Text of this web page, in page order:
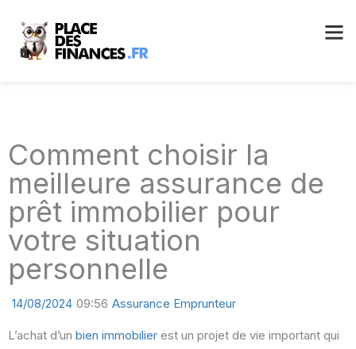
Comment choisir la
meilleure assurance de
prêt immobilier pour
votre situation
personnelle
14/08/2024 09:56 Assurance Emprunteur
L’achat d’un bien immobilier est un projet de vie important qui